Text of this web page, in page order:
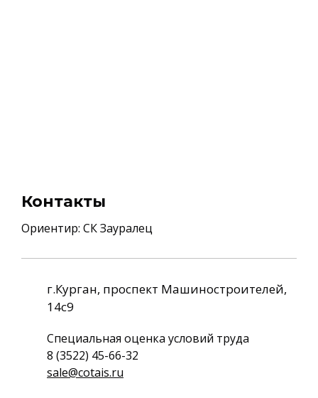
Контакты
Ориентир: СК Зауралец
г.Курган, проспект Машиностроителей,
14с9
Специальная оценка условий труда
8 (3522) 45-66-32
sale@cotais.ru